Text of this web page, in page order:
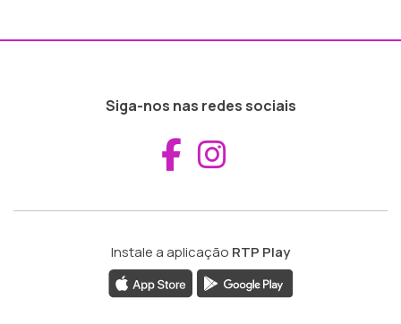
Siga-nos nas redes sociais
Aceder ao
Instale a aplicação RTP Play